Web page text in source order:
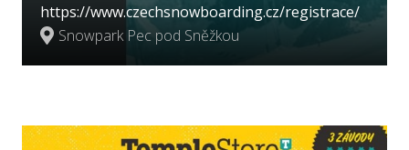
Snowpark Pec pod Sněžkou
https://www.czechsnowboarding.cz/registrace/